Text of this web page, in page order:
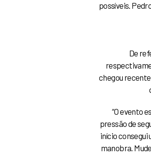
possíveis.
De
chegou
“O evento
pressão de
início consegui
manobra.